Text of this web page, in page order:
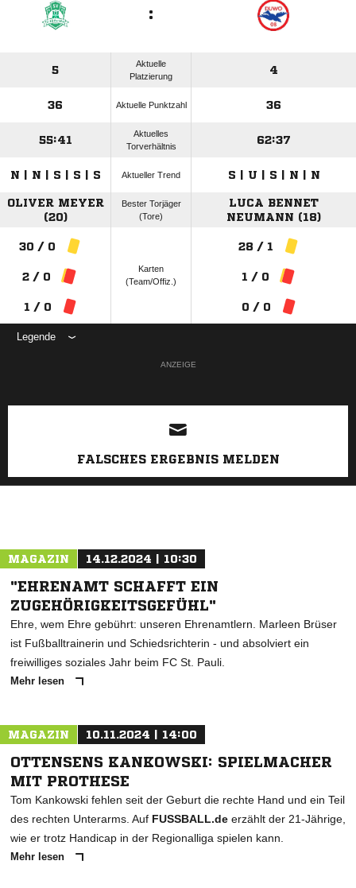
:
5
Aktuelle
Platzierung
4
36 Aktuelle Punktzahl 36
55:41
Aktuelles
Torverhältnis
62:37
N | N | S | S | S Aktueller Trend S | U | S | N | N
OLIVER MEYER
(20)
Bester Torjäger
(Tore)
LUCA BENNET
NEUMANN (18)
30 / 0
2 / 0
1 / 0
Karten
(Team/Offiz.)
28 / 1
1 / 0
0 / 0
Legende
ANZEIGE
FALSCHES ERGEBNIS MELDEN
MAGAZIN 14.12.2024 | 10:30
"EHRENAMT SCHAFFT EIN
ZUGEHÖRIGKEITSGEFÜHL"
Ehre, wem Ehre gebührt: unseren Ehrenamtlern. Marleen Brüser
ist Fußballtrainerin und Schiedsrichterin - und absolviert ein
freiwilliges soziales Jahr beim FC St. Pauli.
Mehr lesen
MAGAZIN 10.11.2024 | 14:00
OTTENSENS KANKOWSKI: SPIELMACHER
MIT PROTHESE
Tom Kankowski fehlen seit der Geburt die rechte Hand und ein Teil
des rechten Unterarms. Auf FUSSBALL.de erzählt der 21-Jährige,
wie er trotz Handicap in der Regionalliga spielen kann.
Mehr lesen